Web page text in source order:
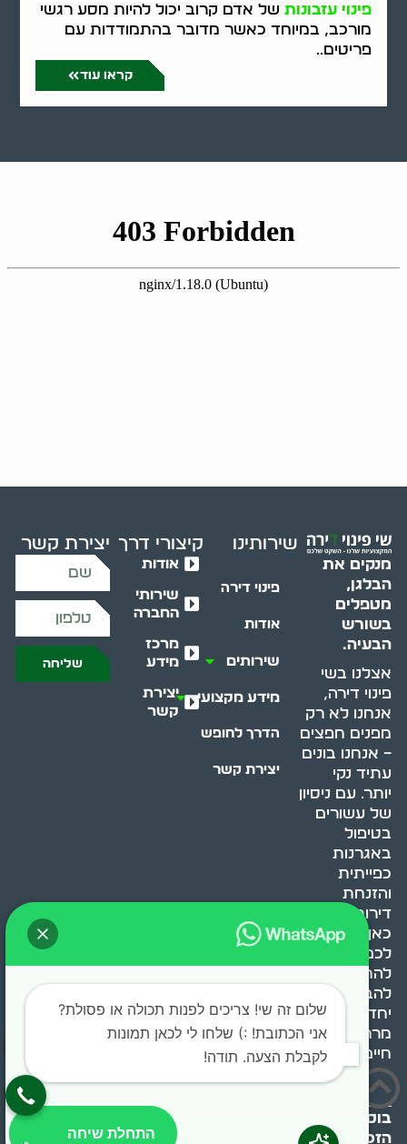
פינוי עזבונות של אדם קרוב יכול להיות מסע רגשי
מורכב, במיוחד כאשר מדובר בהתמודדות עם
פריטים..
קראו עוד
מנקים את
הבלגן,
מטפלים
בשורש
הבעיה.
אצלנו בשי
פינוי דירה,
אנחנו לא רק
מפנים חפצים
– אנחנו בונים
עתיד נקי
יותר. עם ניסיון
של עשורים
בטיפול
באגרנות
כפייתית
והזנחת
דירות, אנחנו
כאן כדי לעזור
לכם
להתמודד,
להבין ולשנות.
יחד, ניצור
מרחב
חיים בריא ומאוזן.
שירותינו
פינוי דירה
אודות
שירותים
מידע מקצועי
הדרך לחופש
יצירת קשר
קיצורי דרך
אודות
שירותי
החברה
מרכז
מידע
יצירת
קשר
יצירת קשר
שליחה
הזכויות שמורות.
שלום זה שי! צריכים לפנות תכולה או פסולת?
אני הכתובת! :) שלחו לי לכאן תמונות
לקבלת הצעה. תודה!
התחלת שיחה